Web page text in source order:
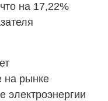
на 17,22%
на рынке
электроэнергии